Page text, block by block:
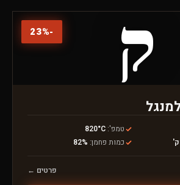
-
23% ק
טמפ':
820°C
כמות פחמן:
82%
פרטים ←